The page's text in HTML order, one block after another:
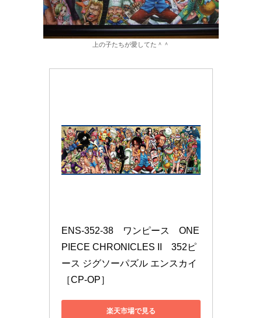
上の子たちが愛してた＾＾
ENS-352-38　ワンピース　ONE
PIECE CHRONICLES II　352ピ
ース ジグソーパズル エンスカイ
［CP-OP］
楽天市場で見る